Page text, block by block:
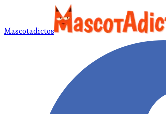
Mascotadictos